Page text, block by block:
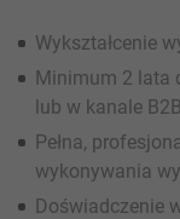
Wykształcenie
Minimum 2 lata
lub w kanale B2B
Pełna,
wykonywania
Doświadczenie